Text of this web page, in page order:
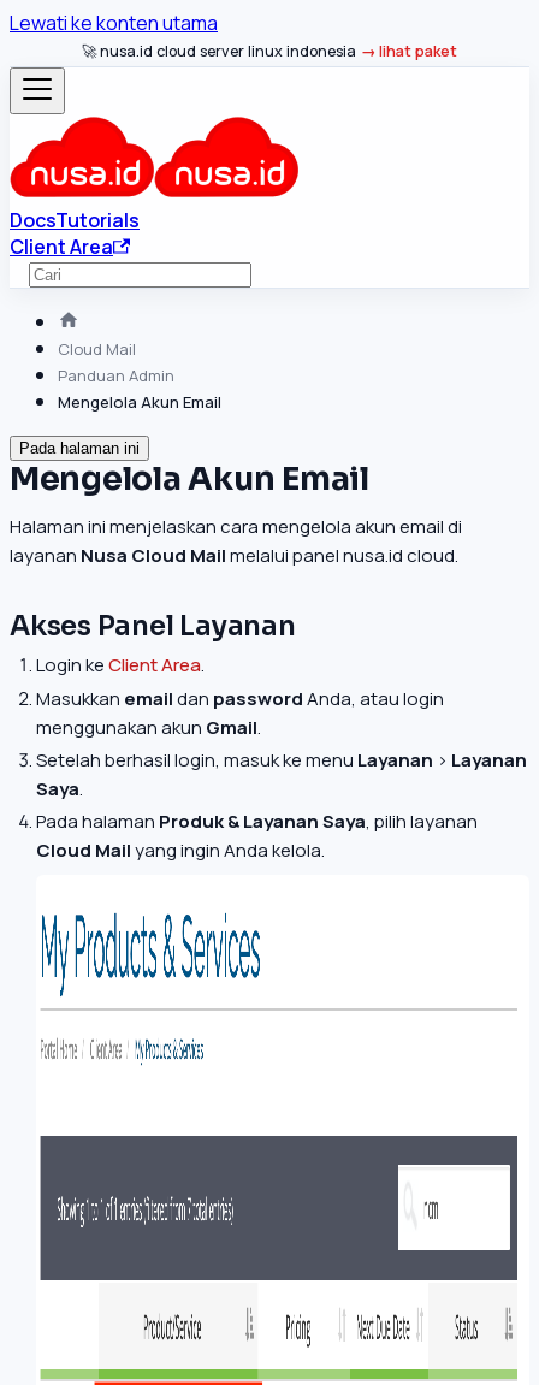
Lewati ke konten utama
🚀 nusa.id cloud server linux indonesia lihat paket
DocsTutorials
Client Area
Cloud Mail
Panduan Admin
Mengelola Akun Email
Pada halaman ini
Mengelola Akun Email
Halaman ini menjelaskan cara mengelola akun email di
layanan Nusa Cloud Mailmelalui panel nusa.id cloud.
Akses Panel Layanan
Login keClient Area.
Masukkan emaildan passwordAnda, atau login
menggunakan akun Gmail.
Setelah berhasil login, masuk ke menu Layanan > Layanan
Saya.
Pada halaman Produk & Layanan Saya, pilih layanan
Cloud Mailyang ingin Anda kelola.